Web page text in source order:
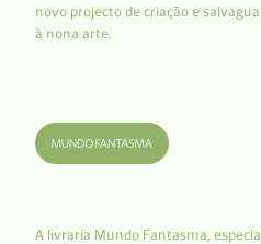
novo projecto de criação e
à nona arte.
A livraria Mundo Fantasma,